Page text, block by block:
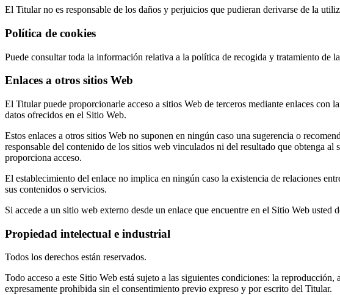
El Titular no es responsable de los daños y perjuicios que pudieran derivarse de la
Política de cookies
Puede consultar toda la información relativa a la política de recogida y tratamiento de
Enlaces a otros sitios Web
El Titular puede proporcionarle acceso a sitios Web de terceros mediante enlaces
datos ofrecidos en el Sitio Web.
Estos enlaces a otros sitios Web no suponen en ningún caso una sugerencia o
responsable del contenido de los sitios web vinculados ni del resultado que obtenga
proporciona acceso.
El establecimiento del enlace no implica en ningún caso la existencia de relaciones
sus contenidos o servicios.
Si accede a un sitio web externo desde un enlace que encuentre en el Sitio Web
Propiedad intelectual e industrial
Todos los derechos están reservados.
Todo acceso a este Sitio Web está sujeto a las siguientes condiciones: la
expresamente prohibida sin el consentimiento previo expreso y por escrito del Titular.